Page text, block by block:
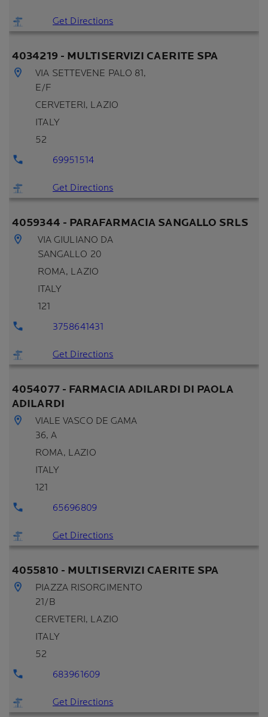
Get Directions
4034219 - MULTISERVIZI CAERITE SPA
VIA SETTEVENE PALO 81,
E/F
CERVETERI, LAZIO
ITALY
52
69951514
Get Directions
4059344 - PARAFARMACIA SANGALLO SRLS
VIA GIULIANO DA
SANGALLO 20
ROMA, LAZIO
ITALY
121
3758641431
Get Directions
4054077 - FARMACIA ADILARDI DI PAOLA
ADILARDI
VIALE VASCO DE GAMA
36, A
ROMA, LAZIO
ITALY
121
65696809
Get Directions
4055810 - MULTISERVIZI CAERITE SPA
PIAZZA RISORGIMENTO
21/B
CERVETERI, LAZIO
ITALY
52
683961609
Get Directions